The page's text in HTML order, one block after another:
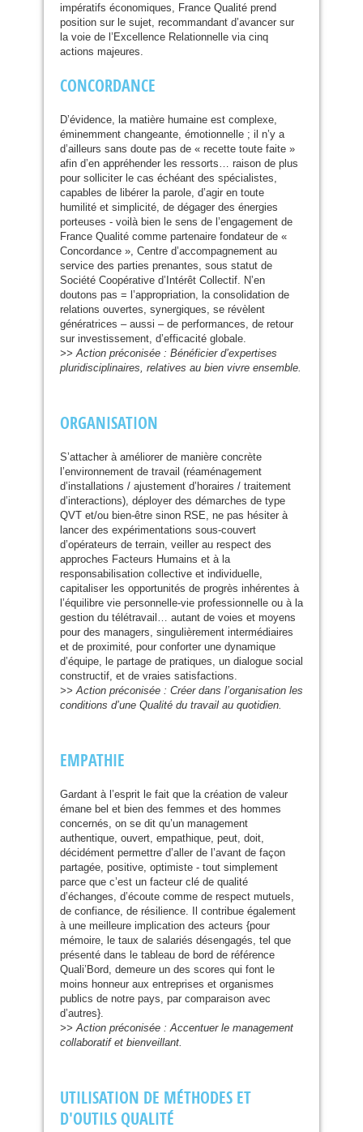
impératifs économiques, France Qualité prend
position sur le sujet, recommandant d’avancer sur
la voie de l’Excellence Relationnelle via cinq
actions majeures.
CONCORDANCE
D’évidence, la matière humaine est complexe,
éminemment changeante, émotionnelle ; il n’y a
d’ailleurs sans doute pas de « recette toute faite »
afin d’en appréhender les ressorts… raison de plus
pour solliciter le cas échéant des spécialistes,
capables de libérer la parole, d’agir en toute
humilité et simplicité, de dégager des énergies
porteuses - voilà bien le sens de l’engagement de
France Qualité comme partenaire fondateur de «
Concordance », Centre d’accompagnement au
service des parties prenantes, sous statut de
Société Coopérative d’Intérêt Collectif. N’en
doutons pas = l’appropriation, la consolidation de
relations ouvertes, synergiques, se révèlent
génératrices – aussi – de performances, de retour
sur investissement, d’efficacité globale.
>> Action préconisée : Bénéficier d’expertises
pluridisciplinaires, relatives au bien vivre ensemble.
ORGANISATION
S’attacher à améliorer de manière concrète
l’environnement de travail (réaménagement
d’installations / ajustement d’horaires / traitement
d’interactions), déployer des démarches de type
QVT et/ou bien-être sinon RSE, ne pas hésiter à
lancer des expérimentations sous-couvert
d’opérateurs de terrain, veiller au respect des
approches Facteurs Humains et à la
responsabilisation collective et individuelle,
capitaliser les opportunités de progrès inhérentes à
l’équilibre vie personnelle-vie professionnelle ou à la
gestion du télétravail… autant de voies et moyens
pour des managers, singulièrement intermédiaires
et de proximité, pour conforter une dynamique
d’équipe, le partage de pratiques, un dialogue social
constructif, et de vraies satisfactions.
>> Action préconisée : Créer dans l’organisation les
conditions d’une Qualité du travail au quotidien.
EMPATHIE
Gardant à l’esprit le fait que la création de valeur
émane bel et bien des femmes et des hommes
concernés, on se dit qu’un management
authentique, ouvert, empathique, peut, doit,
décidément permettre d’aller de l’avant de façon
partagée, positive, optimiste - tout simplement
parce que c’est un facteur clé de qualité
d’échanges, d’écoute comme de respect mutuels,
de confiance, de résilience. Il contribue également
à une meilleure implication des acteurs {pour
mémoire, le taux de salariés désengagés, tel que
présenté dans le tableau de bord de référence
Quali’Bord, demeure un des scores qui font le
moins honneur aux entreprises et organismes
publics de notre pays, par comparaison avec
d’autres}.
>> Action préconisée : Accentuer le management
collaboratif et bienveillant.
UTILISATION DE MÉTHODES ET
D'OUTILS QUALITÉ